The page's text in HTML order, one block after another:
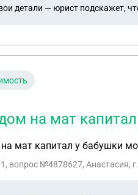
детали — юрист подскажет,
на мат
мат капитал у бабушки
, вопрос №4878627, Анастасия,